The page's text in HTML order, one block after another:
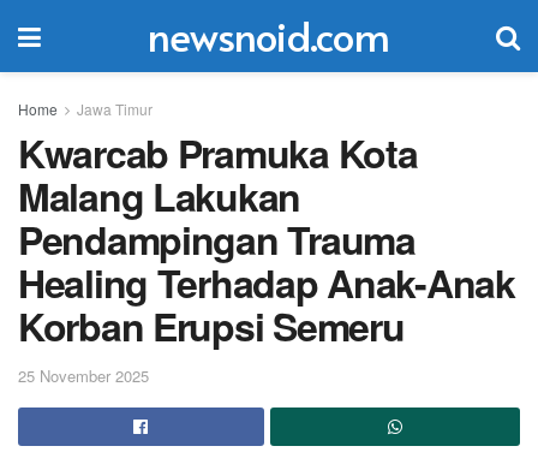
newsnoid.com
Home Jawa Timur
Kwarcab Pramuka Kota
Malang Lakukan
Pendampingan Trauma
Healing Terhadap Anak-Anak
Korban Erupsi Semeru
25 November 2025